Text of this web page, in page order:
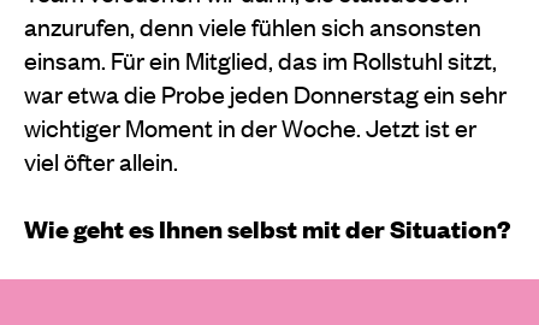
anzurufen, denn viele fühlen sich ansonsten
einsam. Für ein Mitglied, das im Rollstuhl sitzt,
war etwa die Probe jeden Donnerstag ein sehr
wichtiger Moment in der Woche. Jetzt ist er
viel öfter allein.
Wie geht es Ihnen selbst mit der Situation?